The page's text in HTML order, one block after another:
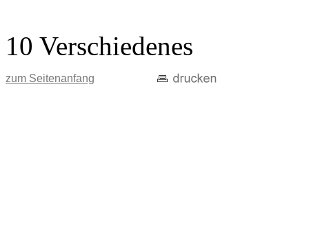
10 Verschiedenes
zum Seitenanfang